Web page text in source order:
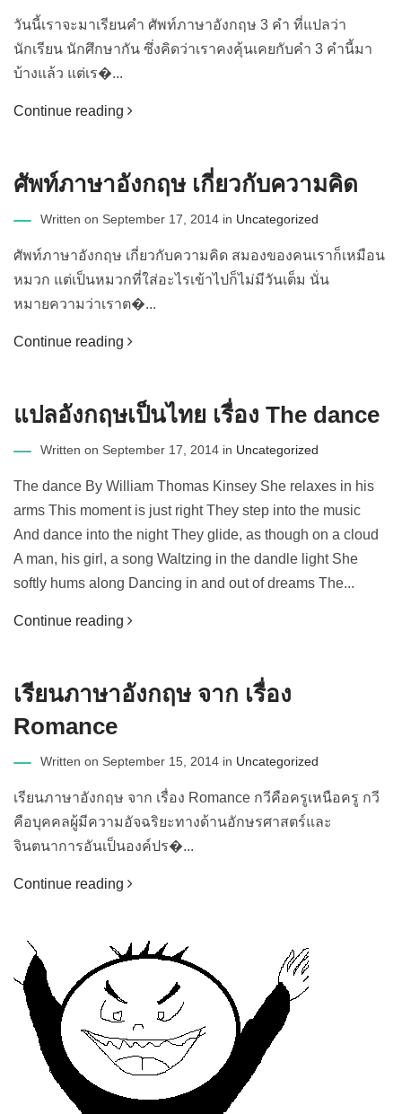
วันนี้เราจะมาเรียนคำ ศัพท์ภาษาอังกฤษ 3 คำ ที่แปลว่า
นักเรียน นักศึกษากัน ซึ่งคิดว่าเราคงคุ้นเคยกับคำ 3 คำนี้มา
บ้างแล้ว แต่เร�...
Continue reading
ศัพท์ภาษาอังกฤษ เกี่ยวกับความคิด
Written on September 17, 2014 in Uncategorized
ศัพท์ภาษาอังกฤษ เกี่ยวกับความคิด สมองของคนเราก็เหมือน
หมวก แต่เป็นหมวกที่ใส่อะไรเข้าไปก็ไม่มีวันเต็ม นั่น
หมายความว่าเราต�...
Continue reading
แปลอังกฤษเป็นไทย เรื่อง The dance
Written on September 17, 2014 in Uncategorized
The dance By William Thomas Kinsey She relaxes in his
arms This moment is just right They step into the music
And dance into the night They glide, as though on a cloud
A man, his girl, a song Waltzing in the dandle light She
softly hums along Dancing in and out of dreams The...
Continue reading
เรียนภาษาอังกฤษ จาก เรื่อง
Romance
Written on September 15, 2014 in Uncategorized
เรียนภาษาอังกฤษ จาก เรื่อง Romance กวีคือครูเหนือครู กวี
คือบุคคลผู้มีความอัจฉริยะทางด้านอักษรศาสตร์และ
จินตนาการอันเป็นองค์ปร�...
Continue reading